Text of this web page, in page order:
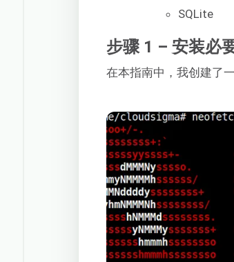
SQLite
步骤 1 – 安装必
在本指南中，我创建了